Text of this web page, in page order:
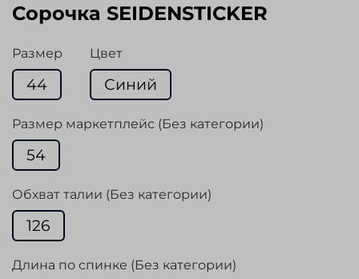
Сорочка SEIDENSTICKER
Размер
44
Цвет
Синий
Размер маркетплейс (Без категории)
54
Обхват талии (Без категории)
126
Длина по спинке (Без категории)